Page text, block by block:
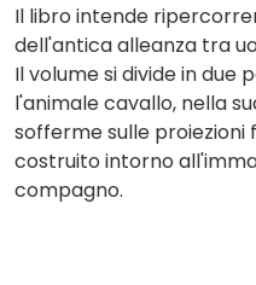
Il libro intende
dell'antica alleanza tra
Il volume si divide in due
l'animale cavallo, nella
sofferme sulle
costruito intorno
compagno.